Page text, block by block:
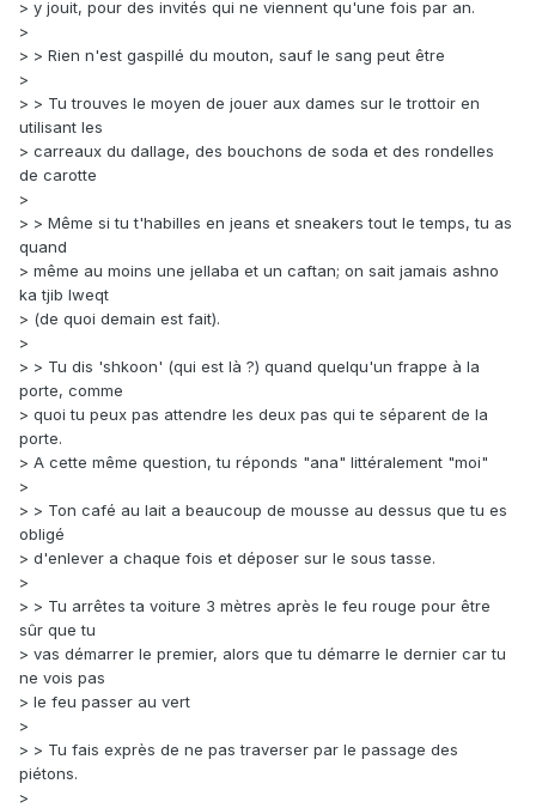
> y jouit, pour des invités qui ne viennent qu'une fois par an.
>
> > Rien n'est gaspillé du mouton, sauf le sang peut être
>
> > Tu trouves le moyen de jouer aux dames sur le trottoir en
utilisant les
> carreaux du dallage, des bouchons de soda et des rondelles
de carotte
>
> > Même si tu t'habilles en jeans et sneakers tout le temps, tu as
quand
> même au moins une jellaba et un caftan; on sait jamais ashno
ka tjib lweqt
> (de quoi demain est fait).
>
> > Tu dis 'shkoon' (qui est là ?) quand quelqu'un frappe à la
porte, comme
> quoi tu peux pas attendre les deux pas qui te séparent de la
porte.
> A cette même question, tu réponds "ana" littéralement "moi"
>
> > Ton café au lait a beaucoup de mousse au dessus que tu es
obligé
> d'enlever a chaque fois et déposer sur le sous tasse.
>
> > Tu arrêtes ta voiture 3 mètres après le feu rouge pour être
sûr que tu
> vas démarrer le premier, alors que tu démarre le dernier car tu
ne vois pas
> le feu passer au vert
>
> > Tu fais exprès de ne pas traverser par le passage des
piétons.
>